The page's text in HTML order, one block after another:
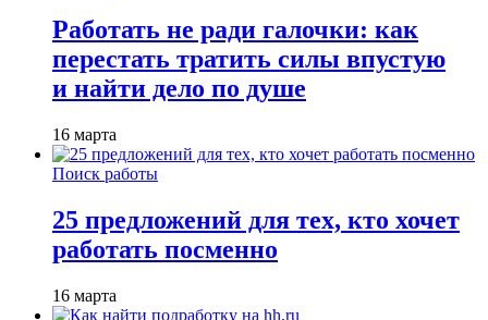
Работать не ради галочки: как
перестать тратить силы впустую
и найти дело по душе
16 марта
Поиск работы
25 предложений для тех, кто хочет
работать посменно
16 марта